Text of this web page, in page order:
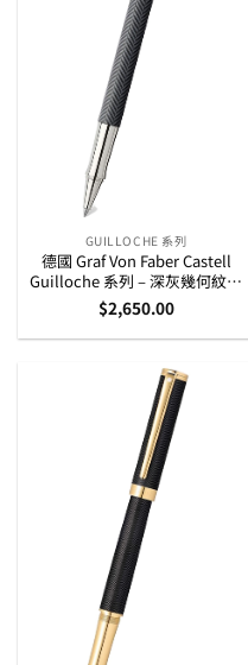
GUILLOCHE 系列
德國 Graf Von Faber Castell
Guilloche 系列 – 深灰幾何紋筆
杆走珠筆 (146710)
$2,650.00